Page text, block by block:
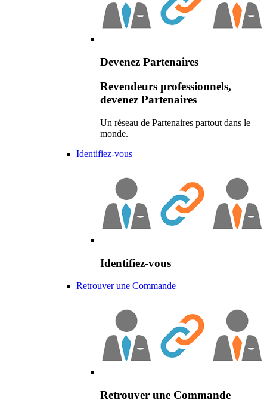
Devenez Partenaires
Revendeurs professionnels,
devenez Partenaires
Un réseau de Partenaires partout dans le
monde.
Identifiez-vous
Identifiez-vous
Retrouver une Commande
Retrouver une Commande